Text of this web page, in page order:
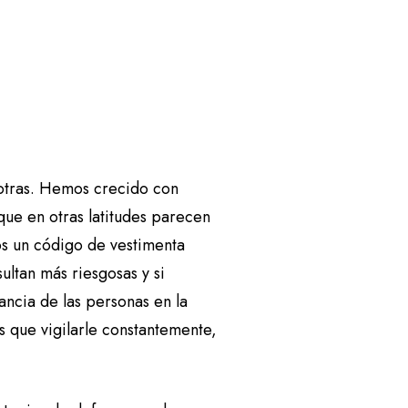
Hemos crecido con
en otras latitudes parecen
un código de vestimenta
más riesgosas y si
de las personas en la
que vigilarle constantemente,